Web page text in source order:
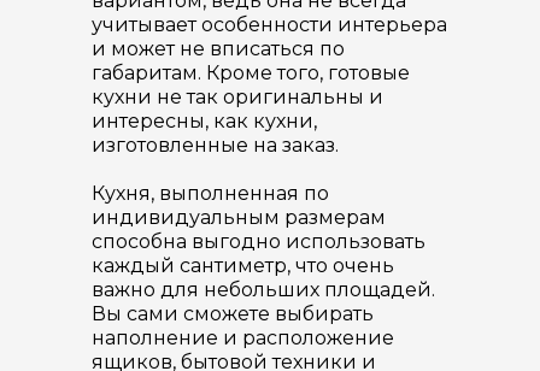
учитывает особенности интерьера
и может не вписаться по
габаритам. Кроме того, готовые
кухни не так оригинальны и
интересны, как кухни,
изготовленные на заказ.
Кухня, выполненная по
индивидуальным размерам
способна выгодно использовать
каждый сантиметр, что очень
важно для небольших площадей.
Вы сами сможете выбирать
наполнение и расположение
ящиков, бытовой техники и